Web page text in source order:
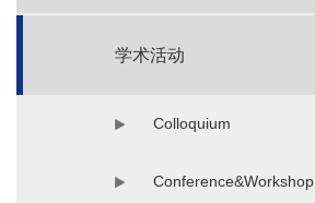
学术活动
Colloquium
Conference&Workshop